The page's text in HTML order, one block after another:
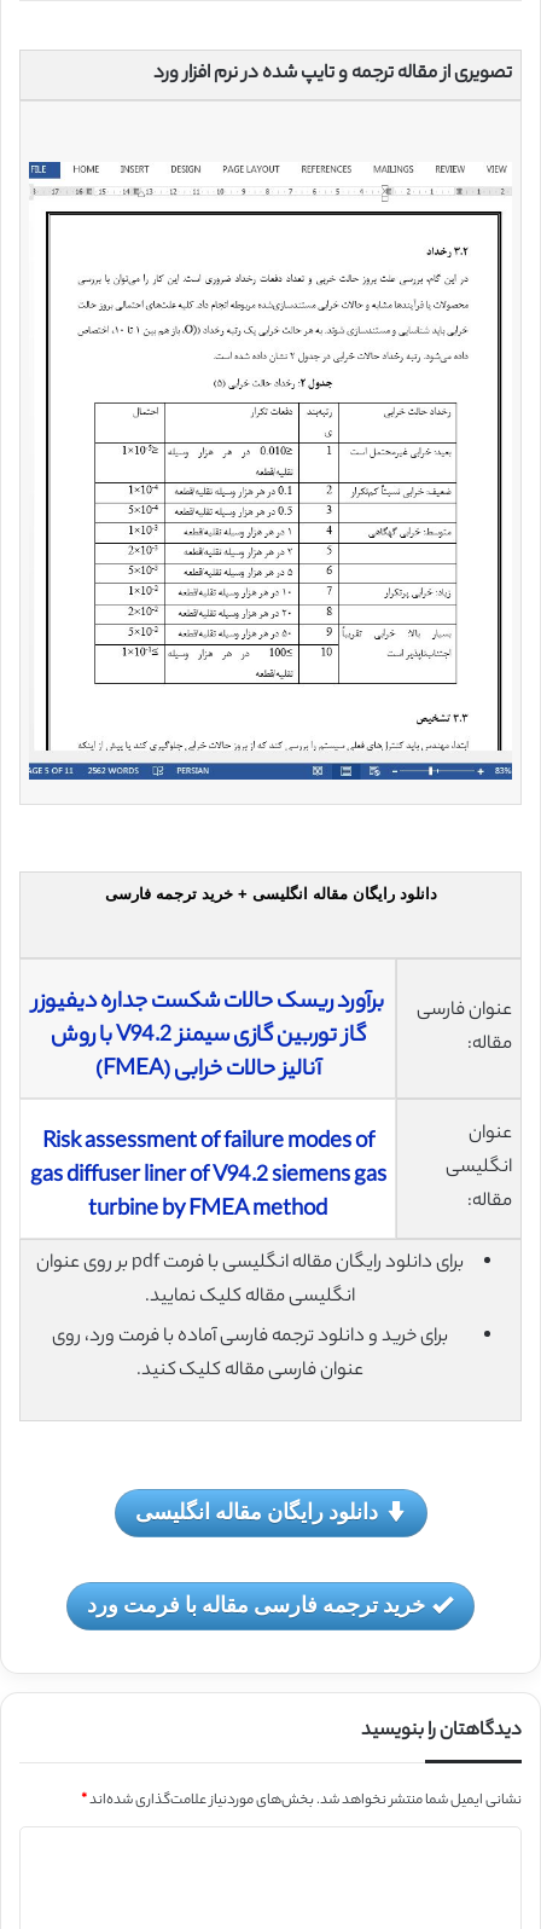
تصویری از مقاله ترجمه و تایپ شده در نرم افزار ورد
دانلود رایگان مقاله انگلیسی + خرید ترجمه فارسی
عنوان فارسی
مقاله:
برآورد ریسک حالات شکست جداره دیفیوزر
گاز توربین گازی سیمنز V94.2 با روش
آنالیز حالات خرابی (FMEA)
عنوان
انگلیسی
مقاله:
Risk assessment of failure modes of
gas diffuser liner of V94.2 siemens gas
turbine by FMEA method
برای دانلود رایگان مقاله انگلیسی با فرمت pdf بر روی عنوان
انگلیسی مقاله کلیک نمایید.
برای خرید و دانلود ترجمه فارسی آماده با فرمت ورد، روی
عنوان فارسی مقاله کلیک کنید.
دانلود رایگان مقاله انگلیسی
خرید ترجمه فارسی مقاله با فرمت ورد
دیدگاهتان را بنویسید
نشانی ایمیل شما منتشر نخواهد شد.بخش‌های موردنیاز علامت‌گذاری شده‌اند*